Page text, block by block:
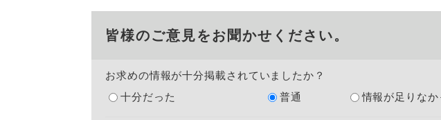
皆様のご意見をお聞かせください。
お求めの情報が十分掲載されていましたか？
十分だった
普通 情報が足りなか